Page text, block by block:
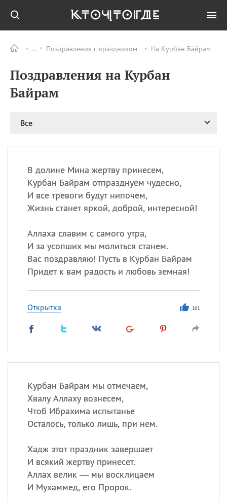
Поздравления с праздником На Курбан Байрам
Поздравления на Курбан
Байрам
Все
В долине Мина жертву принесем,
Курбан Байрам отпразднуем чудесно,
И все тревоги будут нипочем,
Жизнь станет яркой, доброй, интересной!
Аллаха славим с самого утра,
И за усопших мы молиться станем.
Вас поздравляю! Пусть в Курбан Байрам
Придет к вам радость и любовь земная!
Открытка 161
Курбан Байрам мы отмечаем,
Хвалу Аллаху вознесем,
Чтоб Ибрахима испытанье
Осталось, только лишь, при нем.
Хадж этот праздник завершает
И всякий жертву принесет.
Аллах велик — мы восклицаем
И Мухаммед, его Пророк.
ПРАЗДНИКИ Все
08.08 День «Счастье
случается» (Happiness
великомученика
покровителя всех
врачей и целителя
больных
09.08 День книголюбов (Book
Lovers Day)
ИМЕНА
Сегодня празднуют именины
Посмотреть значениеи
происхождение